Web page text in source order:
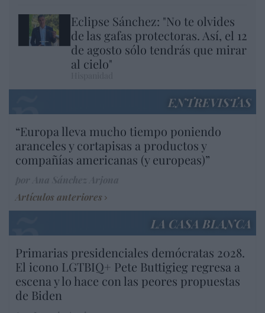
Eclipse Sánchez: "No te olvides
de las gafas protectoras. Así, el 12
de agosto sólo tendrás que mirar
al cielo"
ENTREVISTAS
“Europa lleva mucho tiempo poniendo
aranceles y cortapisas a productos y
compañías americanas (y europeas)”
Artículos anteriores
LA CASA BLANCA
Primarias presidenciales demócratas 2028.
El icono LGTBIQ+ Pete Buttigieg regresa a
escena y lo hace con las peores propuestas
de Biden